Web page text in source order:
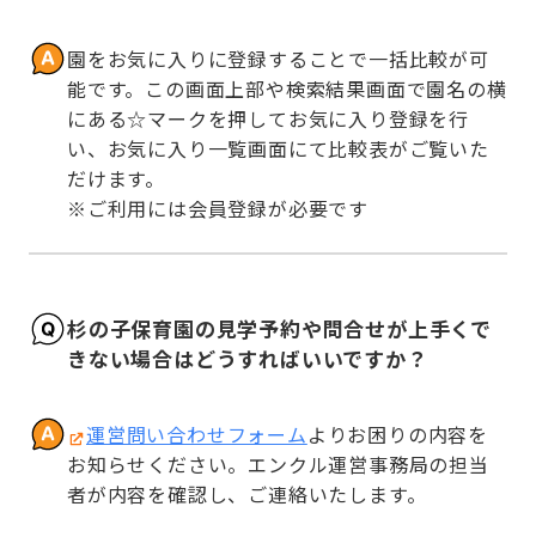
園をお気に入りに登録することで一括比較が可
能です。この画面上部や検索結果画面で園名の横
にある☆マークを押してお気に入り登録を行
い、お気に入り一覧画面にて比較表がご覧いた
だけます。
※ご利用には会員登録が必要です
杉の子保育園の見学予約や問合せが上手くで
きない場合はどうすればいいですか？
運営問い合わせフォームよりお困りの内容を
お知らせください。エンクル運営事務局の担当
者が内容を確認し、ご連絡いたします。